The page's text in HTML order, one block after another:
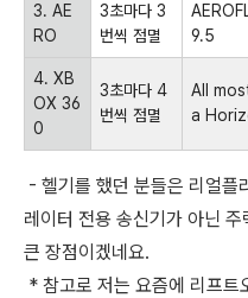
3. AE
RO
3초마다 3
번씩 점멸
9.5
4. XB
OX 36
0
3초마다 4
번씩 점멸
All
a
- 헬기를 했던 분들은 리얼
레이터 전용 송신기가 아닌
큰 장점이겠네요.
* 참고로 저는 요즘에 리프